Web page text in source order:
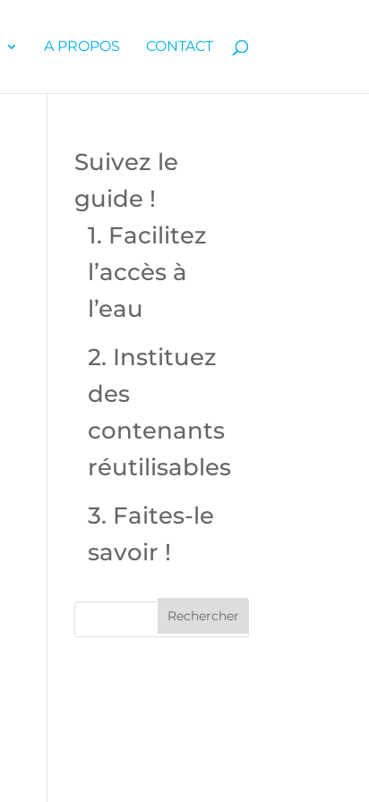
A PROPOS CONTACT
Suivez le
guide !
1. Facilitez
l’accès à
l’eau
2. Instituez
des
contenants
réutilisables
3. Faites-le
savoir !